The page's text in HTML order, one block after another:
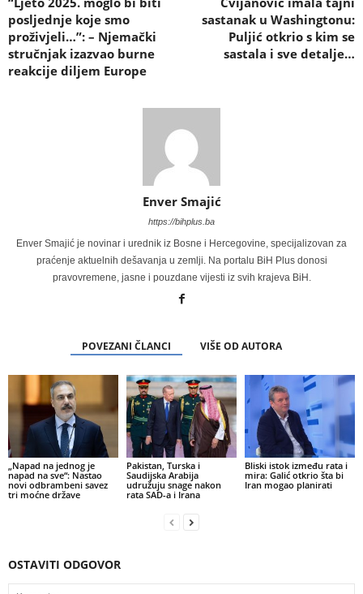
posljednje koje smo
proživjeli…”: – Njemački
stručnjak izazvao burne
reakcije diljem Europe
sastanak u Washingtonu:
Puljić otkrio s kim se
sastala i sve detalje…
Enver Smajić
https://bihplus.ba
Enver Smajić je novinar i urednik iz Bosne i Hercegovine, specijalizovan za
praćenje aktuelnih dešavanja u zemlji. Na portalu BiH Plus donosi
pravovremene, jasne i pouzdane vijesti iz svih krajeva BiH.
POVEZANI ČLANCI VIŠE OD AUTORA
„Napad na jednog je
napad na sve“: Nastao
novi odbrambeni savez
tri moćne države
Pakistan, Turska i
Saudijska Arabija
udružuju snage nakon
rata SAD-a i Irana
Bliski istok između rata i
mira: Galić otkrio šta bi
Iran mogao planirati
OSTAVITI ODGOVOR